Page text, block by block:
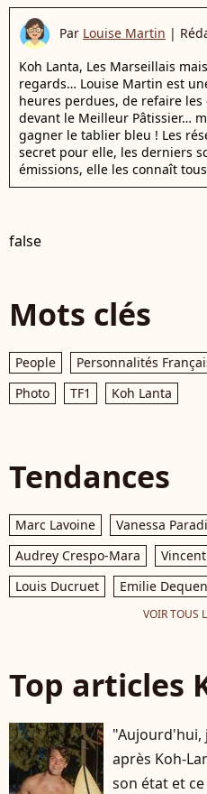
Par Louise Martin |
Koh Lanta, Les Marseillais
regards… Louise Martin est
heures perdues, de refaire les
devant le Meilleur Pâtissier…
gagner le tablier bleu ! Les
secret pour elle, les derniers
émissions, elle les connaît
false
Mots clés
People Personnalités
Photo
TF1 Koh Lanta
Tendances
Marc Lavoine Vanessa
Audrey Crespo-Mara
Louis Ducruet
Emilie
VOIR TOUS
Top articles
"Aujourd'hui,
après Koh-
son état et